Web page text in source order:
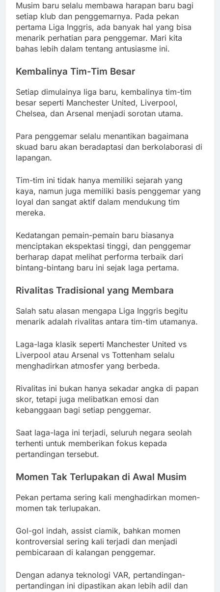
Musim baru selalu membawa harapan baru bagi
setiap klub dan penggemarnya. Pada pekan
pertama Liga Inggris, ada banyak hal yang bisa
menarik perhatian para penggemar. Mari kita
bahas lebih dalam tentang antusiasme ini.
Kembalinya Tim-Tim Besar
Setiap dimulainya liga baru, kembalinya tim-tim
besar seperti Manchester United, Liverpool,
Chelsea, dan Arsenal menjadi sorotan utama.
Para penggemar selalu menantikan bagaimana
skuad baru akan beradaptasi dan berkolaborasi di
lapangan.
Tim-tim ini tidak hanya memiliki sejarah yang
kaya, namun juga memiliki basis penggemar yang
loyal dan sangat aktif dalam mendukung tim
mereka.
Kedatangan pemain-pemain baru biasanya
menciptakan ekspektasi tinggi, dan penggemar
berharap dapat melihat performa terbaik dari
bintang-bintang baru ini sejak laga pertama.
Rivalitas Tradisional yang Membara
Salah satu alasan mengapa Liga Inggris begitu
menarik adalah rivalitas antara tim-tim utamanya.
Laga-laga klasik seperti Manchester United vs
Liverpool atau Arsenal vs Tottenham selalu
menghadirkan atmosfer yang berbeda.
Rivalitas ini bukan hanya sekadar angka di papan
skor, tetapi juga melibatkan emosi dan
kebanggaan bagi setiap penggemar.
Saat laga-laga ini terjadi, seluruh negara seolah
terhenti untuk memberikan fokus kepada
pertandingan tersebut.
Momen Tak Terlupakan di Awal Musim
Pekan pertama sering kali menghadirkan momen-
momen tak terlupakan.
Gol-gol indah, assist ciamik, bahkan momen
kontroversial sering kali terjadi dan menjadi
pembicaraan di kalangan penggemar.
Dengan adanya teknologi VAR, pertandingan-
pertandingan ini dipastikan akan lebih adil dan